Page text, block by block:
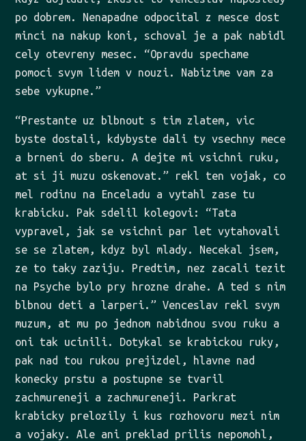
po dobrem. Nenapadne odpocital z mesce dost
minci na nakup koni, schoval je a pak nabidl
cely otevreny mesec. “Opravdu spechame
pomoci svym lidem v nouzi. Nabizime vam za
sebe vykupne.”
“Prestante uz blbnout s tim zlatem, vic
byste dostali, kdybyste dali ty vsechny mece
a brneni do sberu. A dejte mi vsichni ruku,
at si ji muzu oskenovat.” rekl ten vojak, co
mel rodinu na Enceladu a vytahl zase tu
krabicku. Pak sdelil kolegovi: “Tata
vypravel, jak se vsichni par let vytahovali
se se zlatem, kdyz byl mlady. Necekal jsem,
ze to taky zaziju. Predtim, nez zacali tezit
na Psyche bylo pry hrozne drahe. A ted s nim
blbnou deti a larperi.” Venceslav rekl svym
muzum, at mu po jednom nabidnou svou ruku a
oni tak ucinili. Dotykal se krabickou ruky,
pak nad tou rukou prejizdel, hlavne nad
konecky prstu a postupne se tvaril
zachmureneji a zachmureneji. Parkrat
krabicky prelozily i kus rozhovoru mezi nim
a vojaky. Ale ani preklad prilis nepomohl,